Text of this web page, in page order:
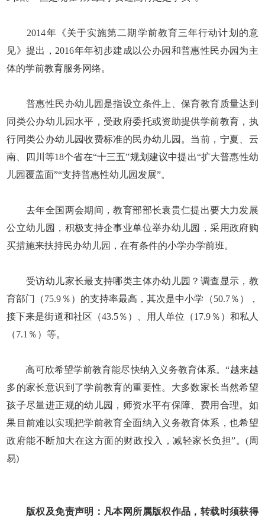
2014年《关于实施第二期学前教育三年行动计划的意
见》提出，2016年年初步建成以公办园和普惠性民办园为主
体的学前教育服务网络。
普惠性民办幼儿园是指设立条件上、保育教育质量达到
同类公办幼儿园水平，受政府委托或资助提供学前教育，执
行同类公办幼儿园收费标准的民办幼儿园。当前，宁夏、云
南、四川等18个省在“十三五”规划建议中提出“扩大普惠性幼
儿园覆盖面”“支持普惠性幼儿园发展”。
去年全国两会期间，教育部部长袁贵仁提出要大力发展
公立幼儿园，积极支持企事业单位举办幼儿园，采用政府购
买措施来扶持民办幼儿园，在有条件的小学办学前班。
受访幼儿家长最支持哪类主体办幼儿园？调查显示，教
育部门（75.9％）的支持率最高，其次是中小学（50.7％），
接下来是街道和社区（43.5％）、用人单位（17.9％）和私人
（7.1％）等。
高可欣希望学前教育能尽快纳入义务教育体系。“越来越
多的家长意识到了学前教育的重要性。大多数家长当然希望
孩子尽量进正规的幼儿园，师资水平有保障、费用合理。如
果目前难以实现把学前教育全面纳入义务教育体系，也希望
政府能不断加大在这方面的财政投入，减轻家长负担”。(周
易)
版权及免责声明：凡本网所属版权作品，转载时须获得